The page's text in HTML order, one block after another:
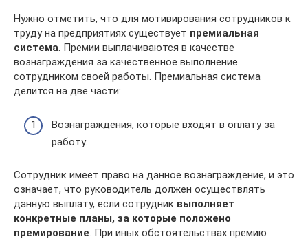
Нужно отметить, что для мотивирования сотрудников к
труду на предприятиях существует премиальная
система. Премии выплачиваются в качестве
вознаграждения за качественное выполнение
сотрудником своей работы. Премиальная система
делится на две части:
Вознаграждения, которые входят в оплату за
работу.
Сотрудник имеет право на данное вознаграждение, и это
означает, что руководитель должен осуществлять
данную выплату, если сотрудник выполняет
конкретные планы, за которые положено
премирование . При иных обстоятельствах премию